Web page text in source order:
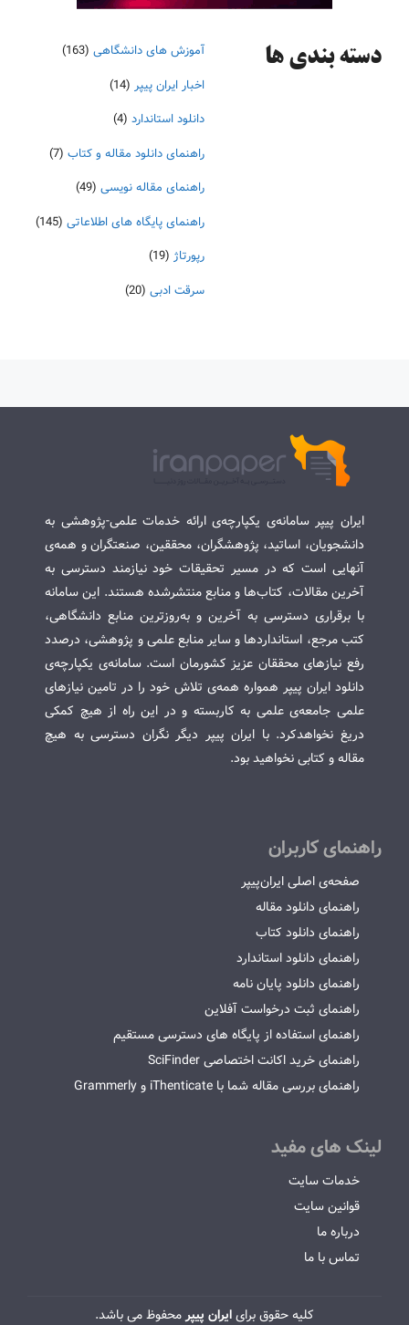
دسته‌ بندی ها آموزش های دانشگاهی (163)
اخبار ایران پیپر (14)
دانلود استاندارد (4)
راهنمای دانلود مقاله و کتاب (7)
راهنمای مقاله نویسی (49)
راهنمای پایگاه های اطلاعاتی (145)
رپورتاژ (19)
سرقت ادبی (20)
ایران پیپر سامانه‌ی یکپارچه‌ی ارائه خدمات علمی-پژوهشی به
دانشجویان، اساتید، پژوهشگران، محققین، صنعتگران و همه‌ی
آنهایی است که در مسیر تحقیقات خود نیازمند دسترسی به
آخرین مقالات، کتاب‌ها و منابع منتشرشده هستند. این سامانه
با برقراری دسترسی به آخرین و به‌روزترین منابع دانشگاهی،
کتب مرجع، استانداردها و سایر منابع علمی و پژوهشی، درصدد
رفع نیازهای محققان عزیز کشورمان است. سامانه‌ی یکپارچه‌ی
دانلود ایران پیپر همواره همه‌ی تلاش خود را در تامین نیازهای
علمی جامعه‌ی علمی به کاربسته و در این راه از هیچ کمکی
دریغ نخواهدکرد. با ایران پیپر دیگر نگران دسترسی به هیچ
مقاله و کتابی نخواهید بود.
راهنمای کاربران
صفحه‌ی اصلی ایران‌پیپر
راهنمای دانلود مقاله
راهنمای دانلود کتاب
راهنمای دانلود استاندارد
راهنمای دانلود پایان نامه
راهنمای ثبت درخواست آفلاین
راهنمای استفاده از پایگاه های دسترسی مستقیم
راهنمای خرید اکانت اختصاصی SciFinder
راهنمای بررسی مقاله شما با iThenticate و Grammerly
لینک های مفید
خدمات سایت
قوانین سایت
درباره ما
تماس با ما
کلیه حقوق برایایران پیپرمحفوظ می باشد.